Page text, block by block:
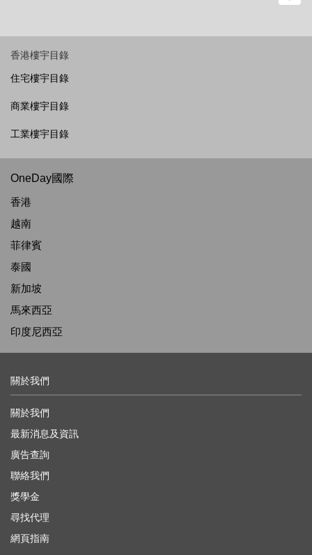
香港樓宇目錄
住宅樓宇目錄
商業樓宇目錄
工業樓宇目錄
OneDay國際
香港
越南
菲律賓
泰國
新加坡
馬來西亞
印度尼西亞
關於我們
關於我們
最新消息及資訊
廣告查詢
聯絡我們
獎學金
尋找代理
網頁指南